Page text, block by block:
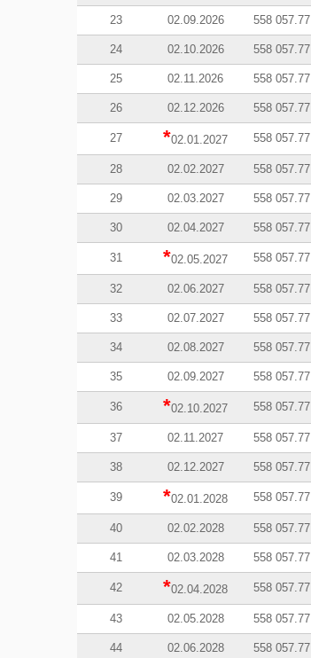
23 02.09.2026 558 057.77
24 02.10.2026 558 057.77
25 02.11.2026 558 057.77
26 02.12.2026 558 057.77
27 *02.01.2027 558 057.77
28 02.02.2027 558 057.77
29 02.03.2027 558 057.77
30 02.04.2027 558 057.77
31 *02.05.2027 558 057.77
32 02.06.2027 558 057.77
33 02.07.2027 558 057.77
34 02.08.2027 558 057.77
35 02.09.2027 558 057.77
36 *02.10.2027 558 057.77
37 02.11.2027 558 057.77
38 02.12.2027 558 057.77
39 *02.01.2028 558 057.77
40 02.02.2028 558 057.77
41 02.03.2028 558 057.77
42 *02.04.2028 558 057.77
43 02.05.2028 558 057.77
44 02.06.2028 558 057.77